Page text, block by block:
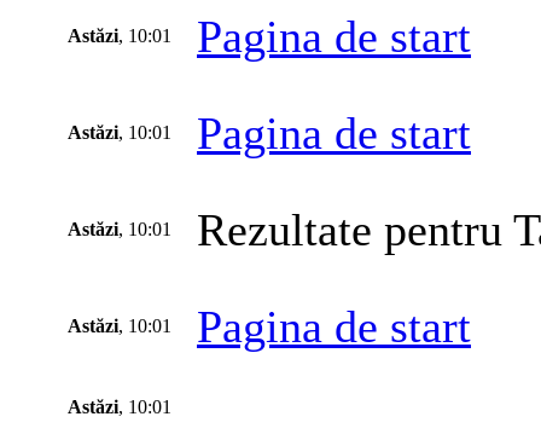
Astăzi, 10:01 Pagina de start
Astăzi, 10:01 Pagina de start
Astăzi, 10:01 Rezultate pentru
Astăzi, 10:01 Pagina de start
Astăzi, 10:01